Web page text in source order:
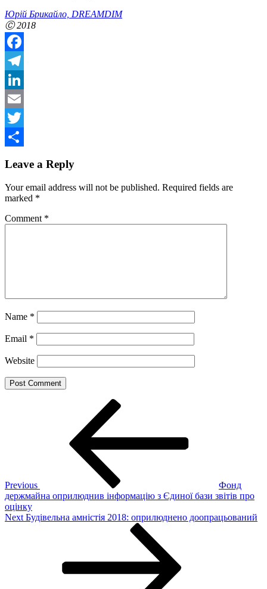
Юрій Брикайло, DREAMDIM
Ⓒ2018
Facebook
Telegram
LinkedIn
Email
Twitter
Leave a Reply
Your email address will not be published. Required fields are
marked *
Comment *
Name *
Email *
Website
Previous
Фонд
держмайна оприлюднив інформацію з Єдиної бази звітів про
оцінку
Next
Next Будівельна амністія 2018: оприлюднено доопрацьований